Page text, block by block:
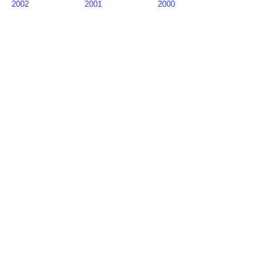
2002 2001 2000